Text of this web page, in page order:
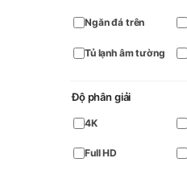
Ngăn đá trên
Tủ lạnh âm tường
Độ phân giải
4K
Full HD